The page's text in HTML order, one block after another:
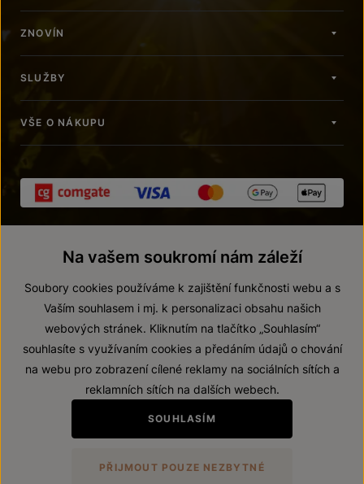
ZNOVÍN
SLUŽBY
VŠE O NÁKUPU
© 2026 ZNOVÍN ZNOJMO, a. s.
Prohlášení o přístupnosti
Zákaz prodeje alkoholických nápojů osobám mladším 18 let.
VytvořilwebProgress
Na vašem soukromí nám záleží
Soubory cookies používáme k zajištění funkčnosti webu a s
Vaším souhlasem i mj. k personalizaci obsahu našich
webových stránek. Kliknutím na tlačítko „Souhlasím“
souhlasíte s využívaním cookies a předáním údajů o chování
na webu pro zobrazení cílené reklamy na sociálních sítích a
reklamních sítích na dalších webech.
SOUHLASÍM
PŘIJMOUT POUZE NEZBYTNÉ